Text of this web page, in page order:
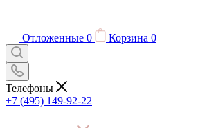
Отложенные 0 Корзина 0
Телефоны
+7 (495) 149-92-22